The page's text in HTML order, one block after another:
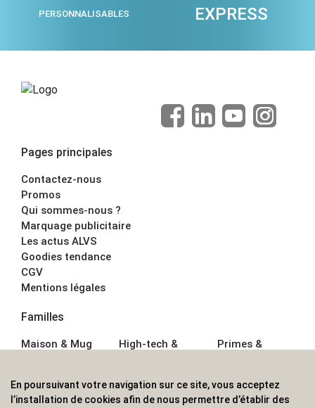
PERSONNALISABLES EXPRESS
Pages principales
Contactez-nous
Promos
Qui sommes-nous ?
Marquage publicitaire
Les actus ALVS
Goodies tendance
CGV
Mentions légales
Familles
Maison & Mug
Écriture
High-tech &
Sport &
Primes &
Boisson
En poursuivant votre navigation sur ce site, vous acceptez
l’installation de cookies afin de nous permettre d’établir des